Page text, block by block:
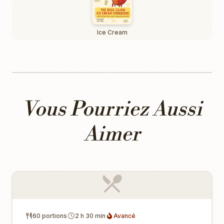
Ice Cream
Vous Pourriez Aussi
Aimer
60 portions 2 h 30 min Avancé